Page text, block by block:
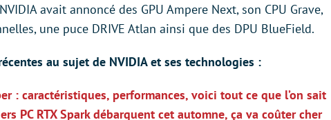
avait annoncé des GPU Ampere Next, son CPU Grave,
une puce DRIVE Atlan ainsi que des DPU BlueField.
au sujet de NVIDIA et ses technologies :
: caractéristiques, performances, voici tout ce que l’on sait
PC RTX Spark débarquent cet automne, ça va coûter cher